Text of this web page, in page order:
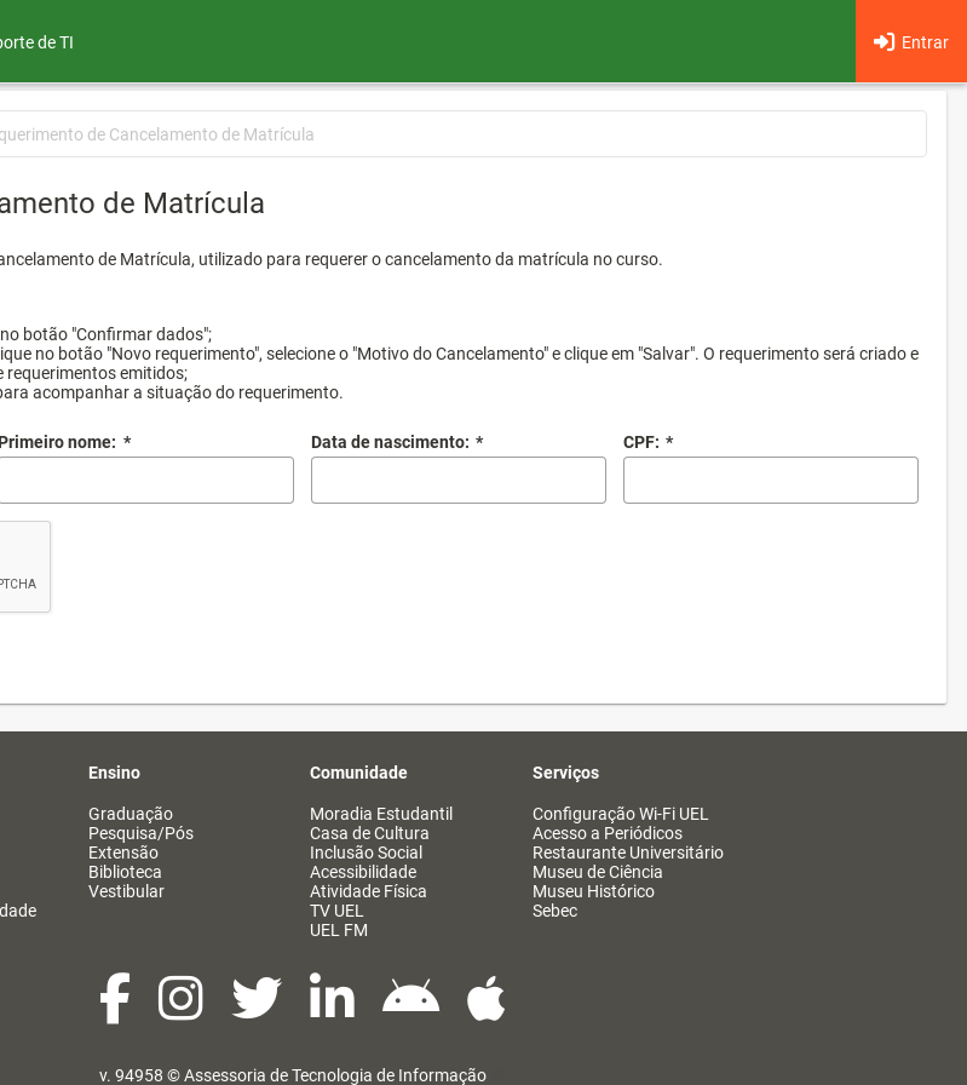
Entrar
de TI
de Cancelamento de Matrícula
de Matrícula
de Matrícula, utilizado para requerer o cancelamento da matrícula no curso.
botão "Confirmar dados";
no botão "Novo requerimento", selecione o "Motivo do Cancelamento" e clique em "Salvar". O requerimento será criado e
requerimentos emitidos;
acompanhar a situação do requerimento.
Primeiro nome: * Data de nascimento: * CPF: *
Ensino
Graduação
Pesquisa/Pós
Extensão
Biblioteca
Vestibular
Comunidade
Moradia Estudantil
Casa de Cultura
Inclusão Social
Acessibilidade
Atividade Física
TV UEL
UEL FM
Serviços
Configuração Wi-Fi UEL
Acesso a Periódicos
Restaurante Universitário
Museu de Ciência
Museu Histórico
Sebec
v. 94958 ©Assessoria de Tecnologia de Informação